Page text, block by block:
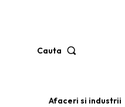
Cauta
Afaceri si industrii